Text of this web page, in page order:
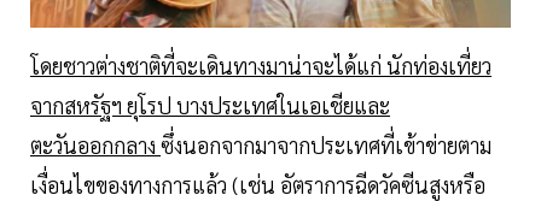
โดยชาวต่างชาติที่จะเดินทางมาน่าจะได้แก่ นักท่องเที่ยว
จากสหรัฐฯ ยุโรป บางประเทศในเอเชียและ
ตะวันออกกลาง ซึ่งนอกจากมาจากประเทศที่เข้าข่ายตาม
เงื่อนไขของทางการแล้ว (เช่น อัตราการฉีดวัคซีนสูงหรือ